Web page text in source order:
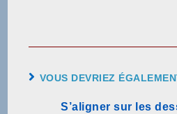
VOUS DEVRIEZ
S’aligner sur les